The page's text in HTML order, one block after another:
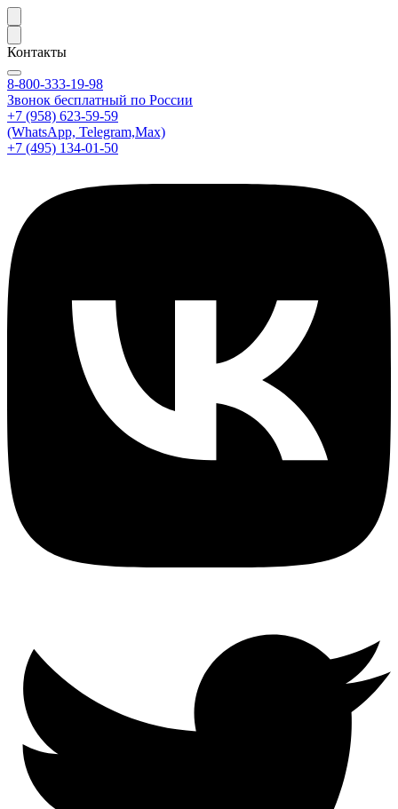
Контакты
8-800-333-19-98
Звонок бесплатный по России
+7 (958) 623-59-59
(WhatsApp, Telegram,Max)
+7 (495) 134-01-50